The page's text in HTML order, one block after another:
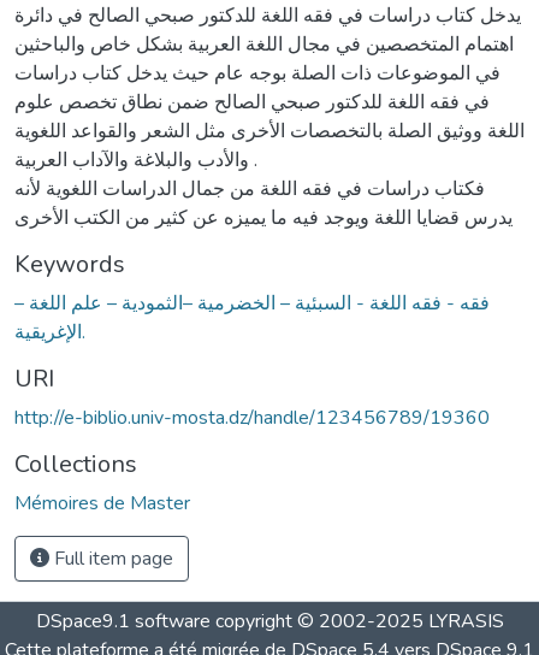
يدخل كتاب دراسات في فقه اللغة للدكتور صبحي الصالح في دائرة
اهتمام المتخصصين في مجال اللغة العربية بشكل خاص والباحثين
في الموضوعات ذات الصلة بوجه عام حيث يدخل كتاب دراسات
في فقه اللغة للدكتور صبحي الصالح ضمن نطاق تخصص علوم
اللغة ووثيق الصلة بالتخصصات الأخرى مثل الشعر والقواعد اللغوية
والأدب والبلاغة والآداب العربية .
فكتاب دراسات في فقه اللغة من جمال الدراسات اللغوية لأنه
يدرس قضايا اللغة ويوجد فيه ما يميزه عن كثير من الكتب الأخرى
Keywords
فقه - فقه اللغة - السبئية – الخضرمية –الثمودية – علم اللغة –
الإغريقية.
URI
http://e-biblio.univ-mosta.dz/handle/123456789/19360
Collections
Mémoires de Master
Full item page
DSpace9.1 software copyright © 2002-2025 LYRASIS